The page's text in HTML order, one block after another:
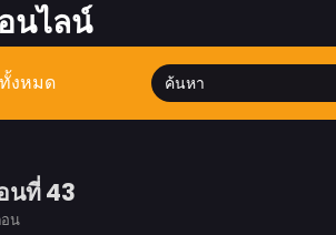
นไลน์
งหมด
นที่ 43
น